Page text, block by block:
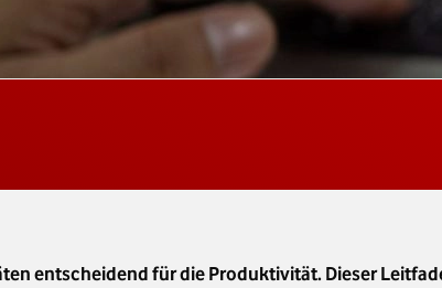
entscheidend für die Produktivität. Dieser